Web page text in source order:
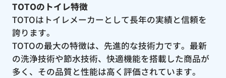
TOTOのトイレ特徴
TOTOはトイレメーカーとして長年の実績と信頼を
誇ります。
TOTOの最大の特徴は、先進的な技術力です。最新
の洗浄技術や節水技術、快適機能を搭載した商品が
多く、その品質と性能は高く評価されています。